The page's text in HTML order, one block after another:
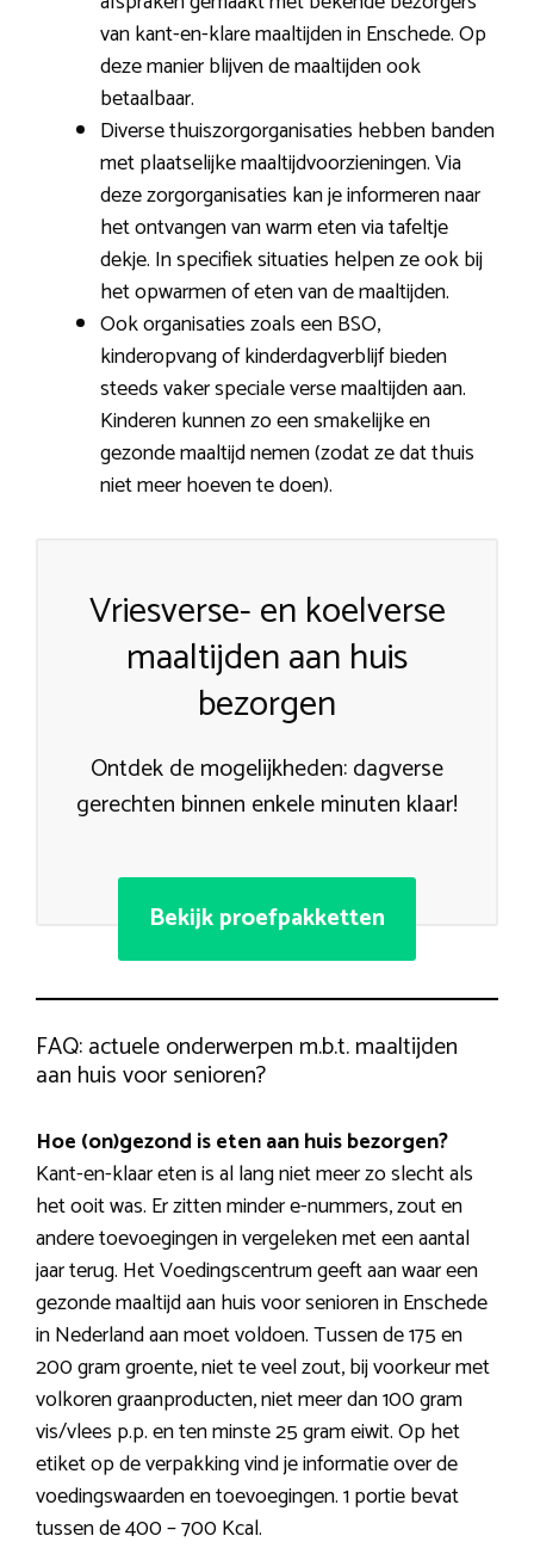
van kant-en-klare maaltijden in Enschede. Op
deze manier blijven de maaltijden ook
betaalbaar.
Diverse thuiszorgorganisaties hebben banden
met plaatselijke maaltijdvoorzieningen. Via
deze zorgorganisaties kan je informeren naar
het ontvangen van warm eten via tafeltje
dekje. In specifiek situaties helpen ze ook bij
het opwarmen of eten van de maaltijden.
Ook organisaties zoals een BSO,
kinderopvang of kinderdagverblijf bieden
steeds vaker speciale verse maaltijden aan.
Kinderen kunnen zo een smakelijke en
gezonde maaltijd nemen (zodat ze dat thuis
niet meer hoeven te doen).
Vriesverse- en koelverse
maaltijden aan huis
bezorgen
Ontdek de mogelijkheden: dagverse
gerechten binnen enkele minuten klaar!
Bekijk proefpakketten
FAQ: actuele onderwerpen m.b.t. maaltijden
aan huis voor senioren?
Hoe (on)gezond is eten aan huis bezorgen?
Kant-en-klaar eten is al lang niet meer zo slecht als
het ooit was. Er zitten minder e-nummers, zout en
andere toevoegingen in vergeleken met een aantal
jaar terug. Het Voedingscentrum geeft aan waar een
gezonde maaltijd aan huis voor senioren in Enschede
in Nederland aan moet voldoen. Tussen de 175 en
200 gram groente, niet te veel zout, bij voorkeur met
volkoren graanproducten, niet meer dan 100 gram
vis/vlees p.p. en ten minste 25 gram eiwit. Op het
etiket op de verpakking vind je informatie over de
voedingswaarden en toevoegingen. 1 portie bevat
tussen de 400 – 700 Kcal.